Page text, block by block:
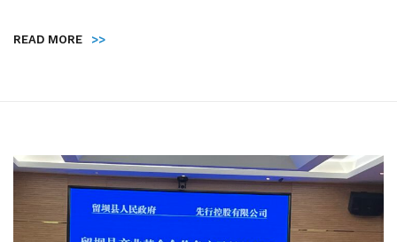
READ MORE >>